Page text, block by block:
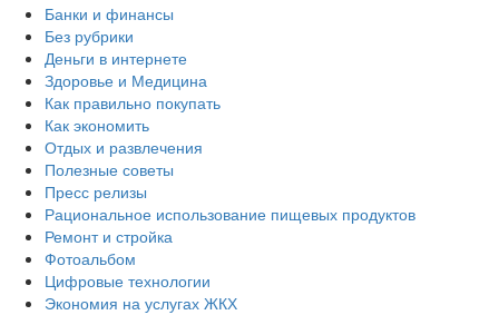
Банки и финансы
Без рубрики
Деньги в интернете
Здоровье и Медицина
Как правильно покупать
Как экономить
Отдых и развлечения
Полезные советы
Пресс релизы
Рациональное использование пищевых продуктов
Ремонт и стройка
Фотоальбом
Цифровые технологии
Экономия на услугах ЖКХ